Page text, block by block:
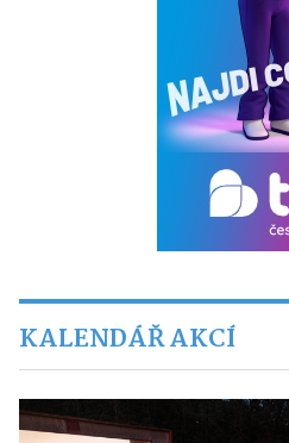
KALENDÁŘ AKCÍ